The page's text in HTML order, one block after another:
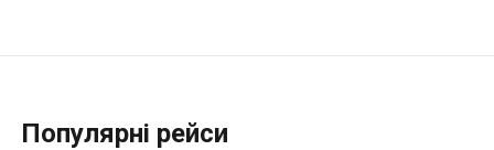
Популярні рейси